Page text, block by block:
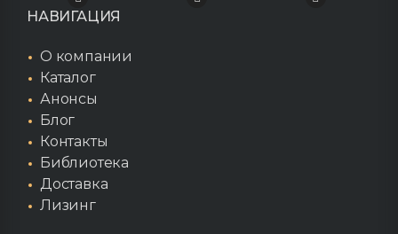
НАВИГАЦИЯ
О компании
Каталог
Анонсы
Блог
Контакты
Библиотека
Доставка
Лизинг